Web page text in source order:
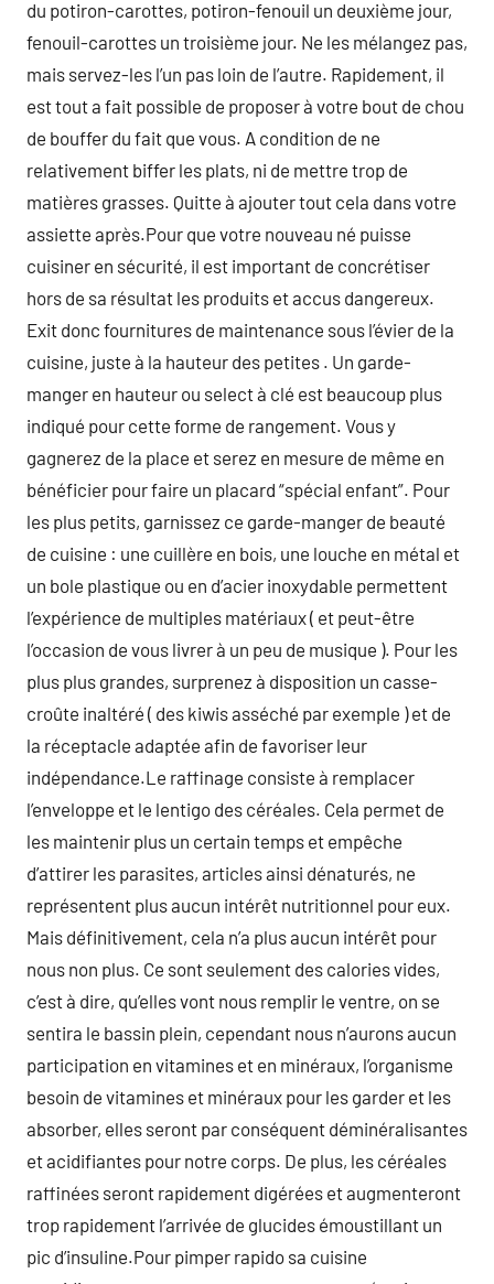
du potiron-carottes, potiron-fenouil un deuxième jour,
fenouil-carottes un troisième jour. Ne les mélangez pas,
mais servez-les l’un pas loin de l’autre. Rapidement, il
est tout a fait possible de proposer à votre bout de chou
de bouffer du fait que vous. A condition de ne
relativement biffer les plats, ni de mettre trop de
matières grasses. Quitte à ajouter tout cela dans votre
assiette après.Pour que votre nouveau né puisse
cuisiner en sécurité, il est important de concrétiser
hors de sa résultat les produits et accus dangereux.
Exit donc fournitures de maintenance sous l’évier de la
cuisine, juste à la hauteur des petites . Un garde-
manger en hauteur ou select à clé est beaucoup plus
indiqué pour cette forme de rangement. Vous y
gagnerez de la place et serez en mesure de même en
bénéficier pour faire un placard “spécial enfant”. Pour
les plus petits, garnissez ce garde-manger de beauté
de cuisine : une cuillère en bois, une louche en métal et
un bole plastique ou en d’acier inoxydable permettent
l’expérience de multiples matériaux ( et peut-être
l’occasion de vous livrer à un peu de musique ). Pour les
plus plus grandes, surprenez à disposition un casse-
croûte inaltéré ( des kiwis asséché par exemple ) et de
la réceptacle adaptée afin de favoriser leur
indépendance.Le raffinage consiste à remplacer
l’enveloppe et le lentigo des céréales. Cela permet de
les maintenir plus un certain temps et empêche
d’attirer les parasites, articles ainsi dénaturés, ne
représentent plus aucun intérêt nutritionnel pour eux.
Mais définitivement, cela n’a plus aucun intérêt pour
nous non plus. Ce sont seulement des calories vides,
c’est à dire, qu’elles vont nous remplir le ventre, on se
sentira le bassin plein, cependant nous n’aurons aucun
participation en vitamines et en minéraux, l’organisme
besoin de vitamines et minéraux pour les garder et les
absorber, elles seront par conséquent déminéralisantes
et acidifiantes pour notre corps. De plus, les céréales
raffinées seront rapidement digérées et augmenteront
trop rapidement l’arrivée de glucides émoustillant un
pic d’insuline.Pour pimper rapido sa cuisine